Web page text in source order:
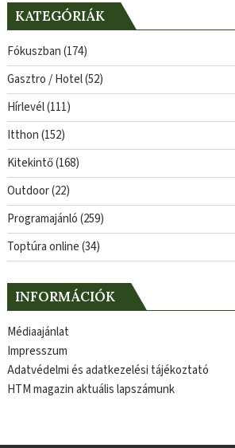
KATEGÓRIÁK
Fókuszban(174)
Gasztro / Hotel(52)
Hírlevél(111)
Itthon(152)
Kitekintő(168)
Outdoor(22)
Programajánló(259)
Toptúra online(34)
INFORMÁCIÓK
Médiaajánlat
Impresszum
Adatvédelmi és adatkezelési tájékoztató
HTM magazin aktuális lapszámunk